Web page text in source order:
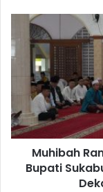
Muhibah
Bupati